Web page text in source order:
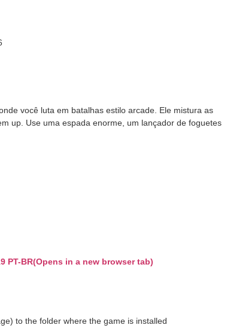
você luta em batalhas estilo arcade. Ele mistura as
up. Use uma espada enorme, um lançador de foguetes
PT-BR(Opens in a new browser tab)
to the folder where the game is installed